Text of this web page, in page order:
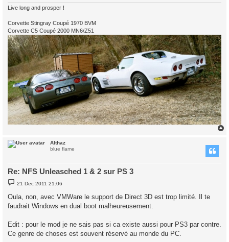
Live long and prosper !
Corvette Stingray Coupé 1970 BVM
Corvette C5 Coupé 2000 MN6/Z51
Althaz
blue flame
Re: NFS Unleasched 1 & 2 sur PS 3
P
o
s
t
21 Dec 2011 21:06
Oula, non, avec VMWare le support de Direct 3D est trop limité. Il te
faudrait Windows en dual boot malheureusement.
Edit : pour le mod je ne sais pas si ca existe aussi pour PS3 par contre.
Ce genre de choses est souvent réservé au monde du PC.